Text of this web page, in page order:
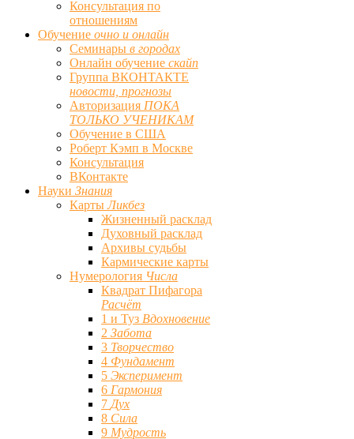
Консультация по
отношениям
Обучение очно и онлайн
Семинары в городах
Онлайн обучение скайп
Группа ВКОНТАКТЕ
новости, прогнозы
Авторизация ПОКА
ТОЛЬКО УЧЕНИКАМ
Обучение в США
Роберт Кэмп в Москве
Консультация
ВКонтакте
Науки Знания
КартыЛикбез
Жизненный расклад
Духовный расклад
Архивы судьбы
Кармические карты
Нумерология Числа
Квадрат Пифагора
Расчёт
1 и Туз Вдохновение
2 Забота
3 Творчество
4 Фундамент
5 Эксперимент
6 Гармония
7 Дух
8 Сила
9 Мудрость